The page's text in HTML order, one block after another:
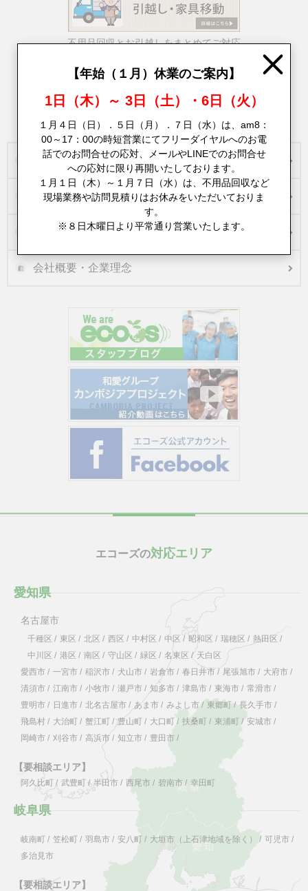
不用品回収とお引越しをまとめてご対応
お客様の声
不用品回収実績
買取実績一覧
会社概要・企業理念
エコーズの対応エリア
愛知県
名古屋市
千種区 / 東区 / 北区 / 西区 / 中村区 / 中区 / 昭和区 / 瑞穂区 / 熱田区 /
中川区 / 港区 / 南区 / 守山区 / 緑区 / 名東区 / 天白区
愛西市 / 一宮市 / 稲沢市 / 犬山市 / 岩倉市 / 春日井市 / 尾張旭市 / 大府市 /
清須市 / 江南市 / 小牧市 / 瀬戸市 / 知多市 / 津島市 / 東海市 / 常滑市 /
豊明市 / 日進市 / 北名古屋市 / あま市 / みよし市/ 東郷町 / 長久手市 /
飛島村 / 大治町 / 蟹江町 / 豊山町 / 大口町 / 扶桑町 / 東浦町 / 安城市 /
岡崎市 / 刈谷市 / 高浜市 / 知立市 / 豊田市 /
【要相談エリア】
阿久比町 / 武豊町 / 半田市 / 西尾市 / 碧南市 / 幸田町
岐阜県
岐南町 / 笠松町 / 羽島市 / 安八町 / 大垣市（上石津地域を除く） / 可児市 /
多治見市
【要相談エリア】
【年始（１月）休業のご案内】
1日（木）～ 3日（土）・6日（火）
１月４日（日）．５日（月）．７日（水）は、am8：
00～17：00の時短営業にてフリーダイヤルへのお電
話でのお問合せの応対、メールやLINEでのお問合せ
への応対に限り再開いたしております。
１月１日（木）～１月７日（水）は、不用品回収など
現場業務や訪問見積りはお休みをいただいておりま
す。
※８日木曜日より平常通り営業いたします。
Close